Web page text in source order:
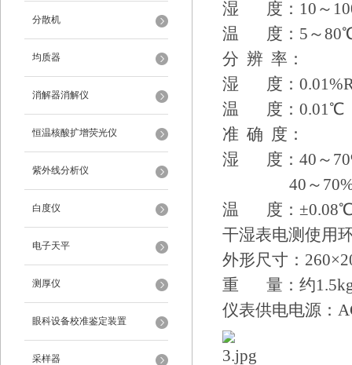
分散机
均质器
消解器消解仪
恒温核酸扩增荧光仪
紫外线分析仪
白度仪
电子天平
测厚仪
眼科设备校准鉴定装置
采样器
湿 度：10～
温 度：5～
分 辨 率：
湿 度：
温 度：0.01℃
准 确 度：
湿 度：40～
40～
温 度：
干湿表电测使用
外形尺寸：
重 量：约
仪表供电电源：